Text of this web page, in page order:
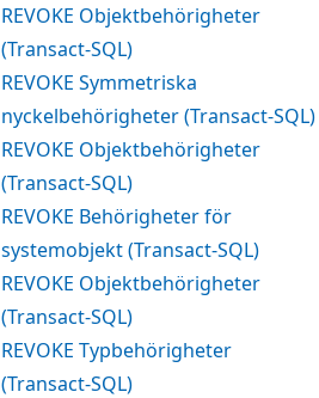
REVOKE Objektbehörigheter
(Transact-SQL)
REVOKE Symmetriska
nyckelbehörigheter (Transact-SQL)
REVOKE Objektbehörigheter
(Transact-SQL)
REVOKE Behörigheter för
systemobjekt (Transact-SQL)
REVOKE Objektbehörigheter
(Transact-SQL)
REVOKE Typbehörigheter
(Transact-SQL)